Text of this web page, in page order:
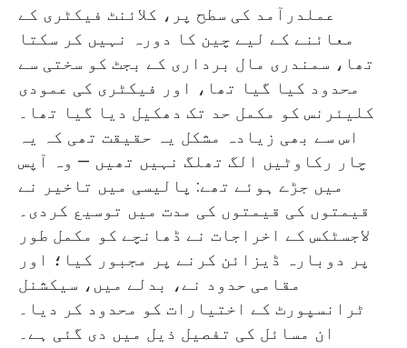
عملدرآمد کی سطح پر، کلائنٹ فیکٹری کے
معائنے کے لیے چین کا دورہ نہیں کر سکتا
تھا، سمندری مال برداری کے بجٹ کو سختی سے
محدود کیا گیا تھا، اور فیکٹری کی عمودی
کلیئرنس کو مکمل حد تک دھکیل دیا گیا تھا۔
اس سے بھی زیادہ مشکل یہ حقیقت تھی کہ یہ
چار رکاوٹیں الگ تھلگ نہیں تھیں — وہ آپس
میں جڑے ہوئے تھے: پالیسی میں تاخیر نے
قیمتوں کی قیمتوں کی مدت میں توسیع کردی۔
لاجسٹکس کے اخراجات نے ڈھانچے کو مکمل طور
پر دوبارہ ڈیزائن کرنے پر مجبور کیا؛ اور
مقامی حدود نے، بدلے میں، سیکشنل
ٹرانسپورٹ کے اختیارات کو محدود کر دیا۔
ان مسائل کی تفصیل ذیل میں دی گئی ہے۔